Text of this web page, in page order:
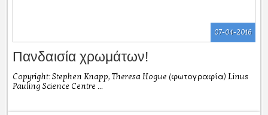
07-04-2016
Πανδαισία χρωμάτων!
Copyright: Stephen Knapp, Theresa Hogue (φωτογραφία) Linus
Pauling Science Centre ...